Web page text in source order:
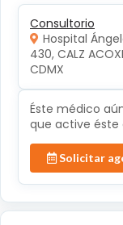
Consultorio
Hospital
430, CALZ
CDMX
Éste médico
que active éste
Solicitar